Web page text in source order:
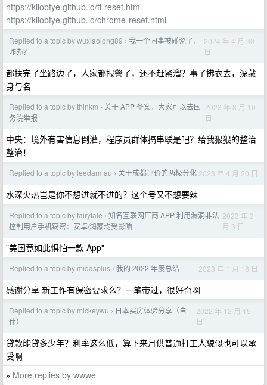
https://kilobtye.github.io/ff-reset.html
https://kilobtye.github.io/chrome-reset.html
Replied to a topic by wuxiaolong89 › 我一个同事被碰瓷了，
咋办？
2024 年 4 月 30
日
都扶完了坐路边了，人家都报警了，还不赶紧溜？事了拂衣去，深藏
身与名
Replied to a topic by thinkm › 关于 APP 备案，大家可以去国
务院举报
2023 年 8 月 10
日
中央：境外有害信息倒灌，程序员群体搞串联是吧？给我狠狠的整治
整治！
Replied to a topic by leedarmau › 关于成都评价的两极分化 2023 年 4 月 20 日
水深火热岂是你不想进就不进的？这个号又不想要辣
Replied to a topic by fairytale › 知名互联网厂商 APP 利用漏洞非法
控制用户手机窃密：安卓/鸿蒙均受影响
2023 年 3
月 3 日
"美国竟如此惧怕一款 App"
Replied to a topic by midasplus › 我的 2022 年度总结 2023 年 1 月 18 日
感谢分享 新工作有保密要求么？一笔带过，很好奇啊
Replied to a topic by mickeywu › 日本买房体验分享（自
住）
2022 年 12 月 15
日
贷款能贷多少年？利率这么低，算下来月供普通打工人貌似也可以承
受啊
» More replies by wwwe